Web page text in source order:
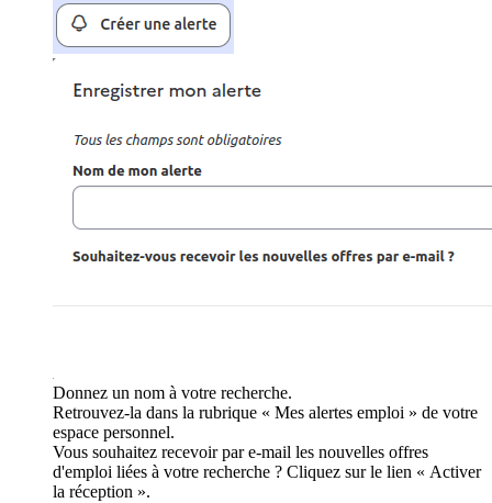
Donnez un nom à votre recherche.
Retrouvez-la dans la rubrique « Mes alertes emploi » de votre
espace personnel.
Vous souhaitez recevoir par e-mail les nouvelles offres
d'emploi liées à votre recherche ? Cliquez sur le lien « Activer
la réception ».